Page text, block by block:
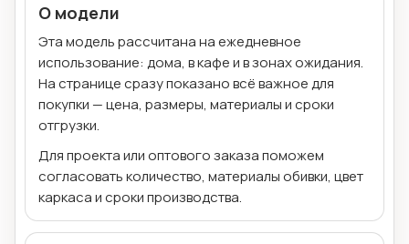
О модели
Эта модель рассчитана на ежедневное
использование: дома, в кафе и в зонах ожидания.
На странице сразу показано всё важное для
покупки — цена, размеры, материалы и сроки
отгрузки.
Для проекта или оптового заказа поможем
согласовать количество, материалы обивки, цвет
каркаса и сроки производства.